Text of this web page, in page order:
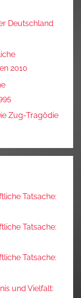
Deutschland
2010
Zug-Tragödie
Tatsache:
Tatsache:
Tatsache:
und Vielfalt: